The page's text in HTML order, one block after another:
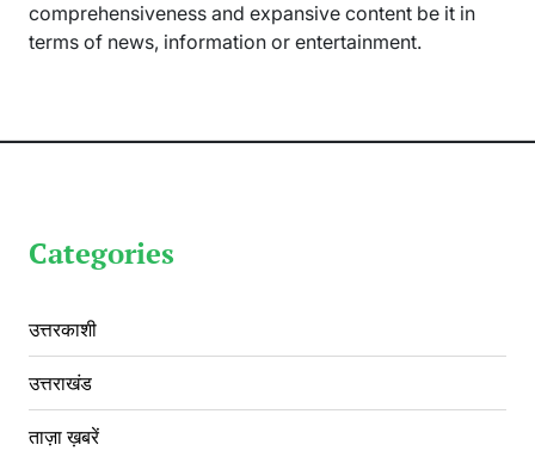
comprehensiveness and expansive content be it in
terms of news, information or entertainment.
Categories
उत्तरकाशी
उत्तराखंड
ताज़ा ख़बरें